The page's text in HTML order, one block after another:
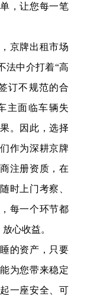
，让您每一笔
京牌出租市场
法中介打着“高
订不规范的合
主面临车辆失
。因此，选择
作为深耕京牌
注册资质，在
时上门考察、
每一个环节都
心收益。
的资产，只要
为您带来稳定
一座安全、可